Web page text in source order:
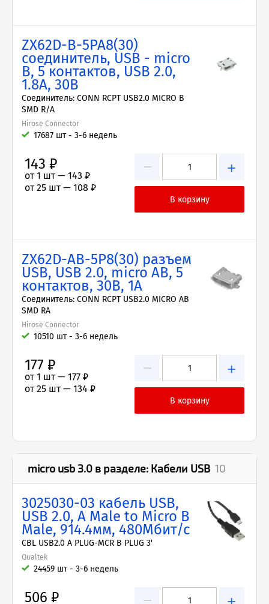
ZX62D-B-5PA8(30)
соединитель, USB - micro
B, 5 контактов, USB 2.0,
1.8А, 30В
Соединитель: CONN RCPT USB2.0 MICRO B
SMD R/A
Hirose Connector
17687 шт - 3-6 недель
− +
143 ₽
от 1 шт — 143 ₽
от 25 шт — 108 ₽
ZX62D-AB-5P8(30) разъем
USB, USB 2.0, micro AB, 5
контактов, 30В, 1А
Соединитель: CONN RCPT USB2.0 MICRO AB
SMD RA
Hirose Connector
10510 шт - 3-6 недель
− +
177 ₽
от 1 шт — 177 ₽
от 25 шт — 134 ₽
micro usb 3.0 в разделе: Кабели USB 10
3025030-03 кабель USB,
USB 2.0, A Male to Micro B
Male, 914.4мм, 480Мбит/с
CBL USB2.0 A PLUG-MCR B PLUG 3'
Qualtek
24459 шт - 3-6 недель
−
506 ₽